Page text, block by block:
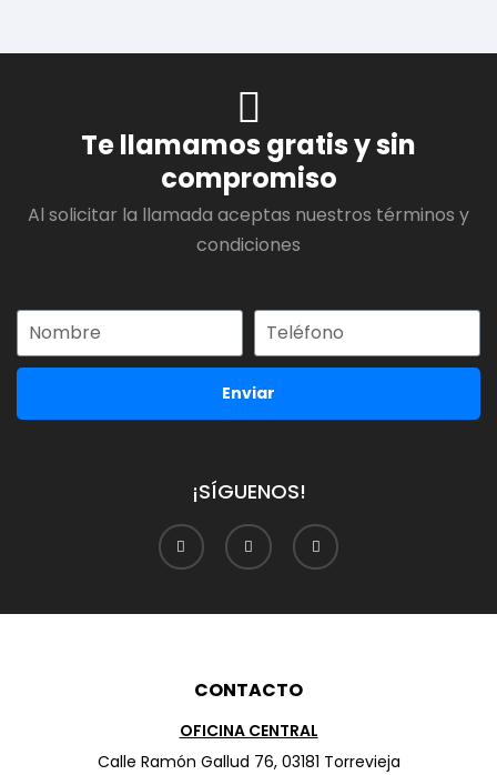
Te llamamos gratis y sin
compromiso
Al solicitar la llamada aceptas nuestros términos y
condiciones
Enviar
¡SÍGUENOS!
CONTACTO
OFICINA CENTRAL
Calle Ramón Gallud 76, 03181 Torrevieja